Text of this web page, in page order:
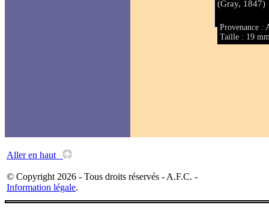
(Gray, 1847)
Provenance :
Taille : 19
Aller en haut
© Copyright 2026 - Tous droits réservés - A.F.C. -
Information légale.